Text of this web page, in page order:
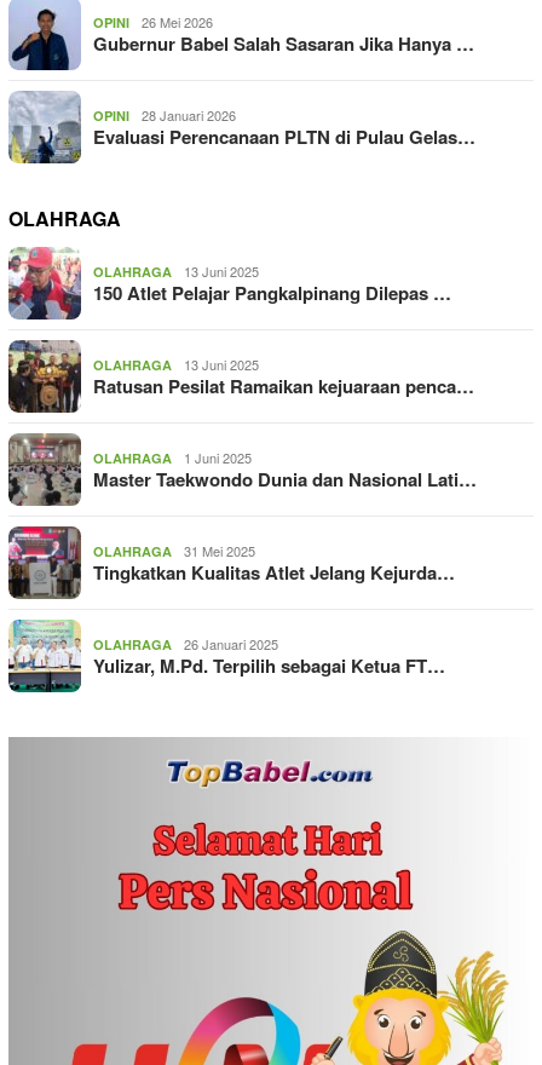
OPINI 26 Mei 2026
Gubernur Babel Salah Sasaran Jika Hanya …
OPINI 28 Januari 2026
Evaluasi Perencanaan PLTN di Pulau Gelas…
OLAHRAGA
OLAHRAGA 13 Juni 2025
150 Atlet Pelajar Pangkalpinang Dilepas …
OLAHRAGA 13 Juni 2025
Ratusan Pesilat Ramaikan kejuaraan penca…
OLAHRAGA 1 Juni 2025
Master Taekwondo Dunia dan Nasional Lati…
OLAHRAGA 31 Mei 2025
Tingkatkan Kualitas Atlet Jelang Kejurda…
OLAHRAGA 26 Januari 2025
Yulizar, M.Pd. Terpilih sebagai Ketua FT…